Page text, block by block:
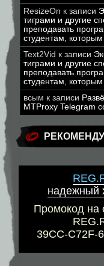
ResizeOn к записи
тиграми и другие
преподавать
студентам, которым
Text2Vid к записи
тиграми и другие
преподавать
студентам, которым
всым к записи
MTProxy Telegram
надежный
Промокод на
39CC-C72F-